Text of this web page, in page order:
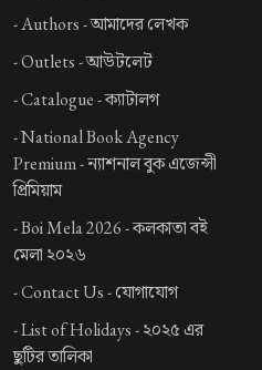
-Authors -আমাদের লেখক
-Outlets -আউটলেট
-Catalogue -ক্যাটালগ
-National Book Agency
Premium -ন্যাশনাল বুক এজেন্সী
প্রিমিয়াম
-Boi Mela 2026 -কলকাতা বই
মেলা ২০২৬
-Contact Us -যোগাযোগ
-List of Holidays -২০২৫ এর
ছুটির তালিকা